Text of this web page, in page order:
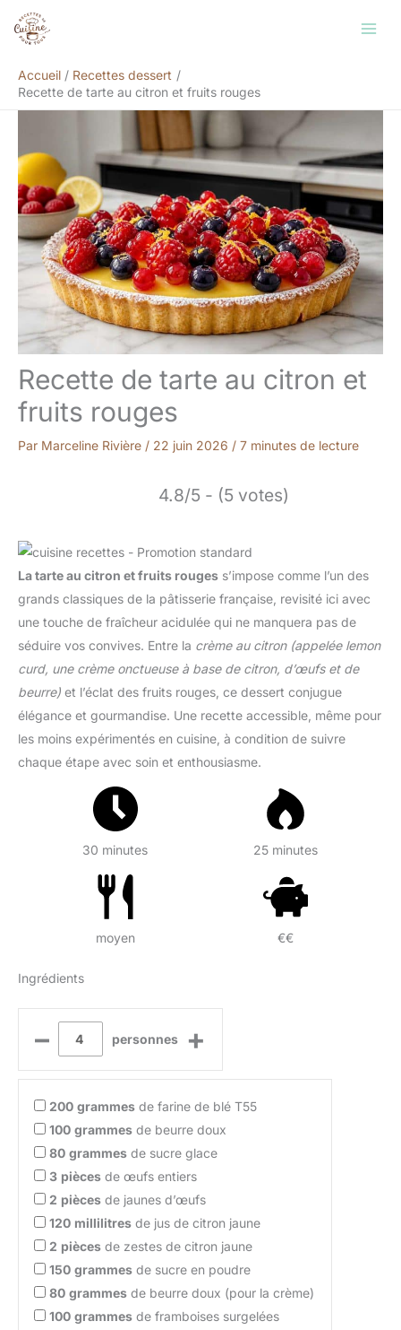
Accueil
Recettes dessert
Recette de tarte au citron et fruits rouges
Recette de tarte au citron et
fruits rouges
Par Marceline Rivière / 22 juin 2026 / 7 minutes de lecture
4.8/5 - (5 votes)
La tarte au citron et fruits rouges s’impose comme l’un des
grands classiques de la pâtisserie française, revisité ici avec
une touche de fraîcheur acidulée qui ne manquera pas de
séduire vos convives. Entre la crème au citron (appelée lemon
curd, une crème onctueuse à base de citron, d’œufs et de
beurre) et l’éclat des fruits rouges, ce dessert conjugue
élégance et gourmandise. Une recette accessible, même pour
les moins expérimentés en cuisine, à condition de suivre
chaque étape avec soin et enthousiasme.
30 minutes 25 minutes
moyen €€
Ingrédients
– personnes +
200 grammes de farine de blé T55
100 grammes de beurre doux
80 grammes de sucre glace
3 pièces de œufs entiers
2 pièces de jaunes d’œufs
120 millilitres de jus de citron jaune
2 pièces de zestes de citron jaune
150 grammes de sucre en poudre
80 grammes de beurre doux (pour la crème)
100 grammes de framboises surgelées
Rechercher